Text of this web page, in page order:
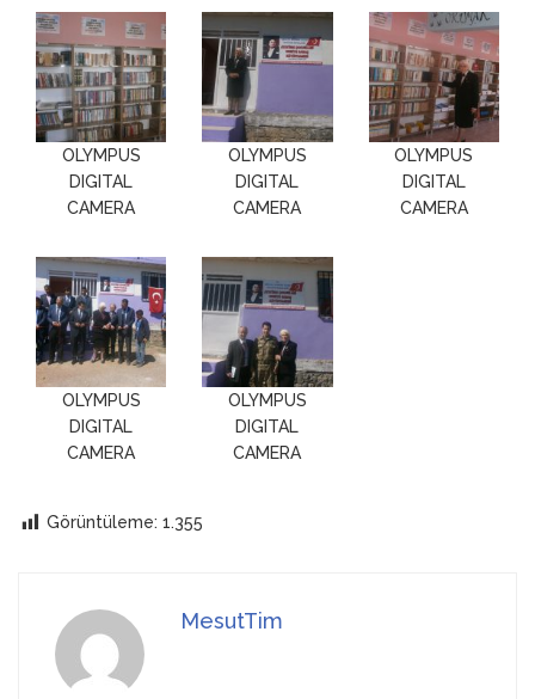
OLYMPUS
DIGITAL
CAMERA
OLYMPUS
DIGITAL
CAMERA
OLYMPUS
DIGITAL
CAMERA
OLYMPUS
DIGITAL
CAMERA
OLYMPUS
DIGITAL
CAMERA
Görüntüleme: 1.355
MesutTim